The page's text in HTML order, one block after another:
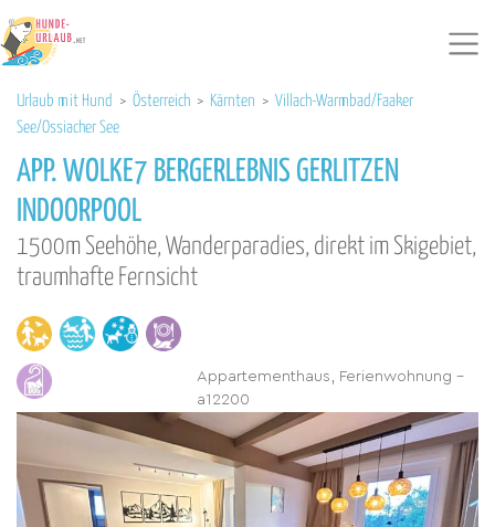
Urlaub mit Hund > Österreich > Kärnten > Villach-Warmbad/Faaker
See/Ossiacher See
APP. WOLKE7 BERGERLEBNIS GERLITZEN
INDOORPOOL
1500m Seehöhe, Wanderparadies, direkt im Skigebiet,
traumhafte Fernsicht
Appartementhaus, Ferienwohnung -
a12200